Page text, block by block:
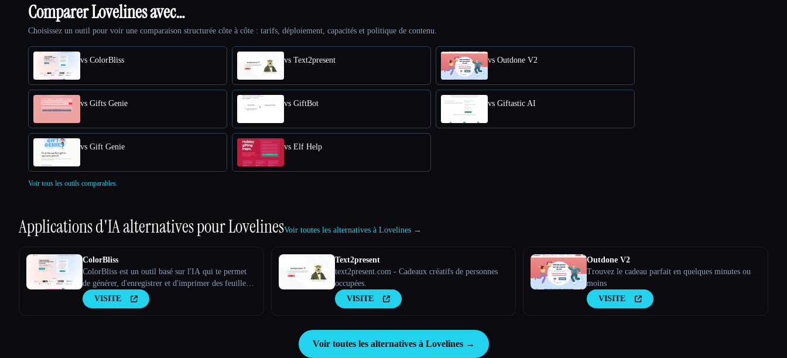
Comparer Lovelines avec…
Choisissez un outil pour voir une comparaison structurée côte à côte : tarifs, déploiement, capacités et politique de contenu.
vs ColorBliss vs Text2present vs Outdone V2
vs Gifts Genie vs GiftBot vs Giftastic AI
vs Gift Genie vs Elf Help
Voir tous les outils comparables.
Applications d'IA alternatives pourLovelinesVoir toutes les alternatives à Lovelines →
ColorBliss
ColorBliss est un outil basé sur l'IA qui te permet
de générer, d'enregistrer et d'imprimer des feuilles à
colorier personnalisées uniques en utilisant des
instructions textuelles, en les convertissant à partir
VISITE
Text2present
text2present.com - Cadeaux créatifs de personnes
occupées.
VISITE
Outdone V2
Trouvez le cadeau parfait en quelques minutes ou
moins
VISITE
Voir toutes les alternatives à Lovelines →